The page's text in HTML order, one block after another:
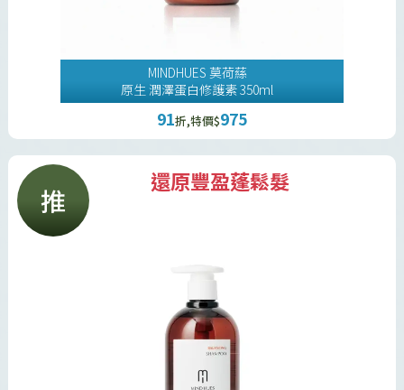
MINDHUES 莫荷蕬
原生 潤澤蛋白修護素 350ml
91折,特價$975
還原豐盈蓬鬆髮
推